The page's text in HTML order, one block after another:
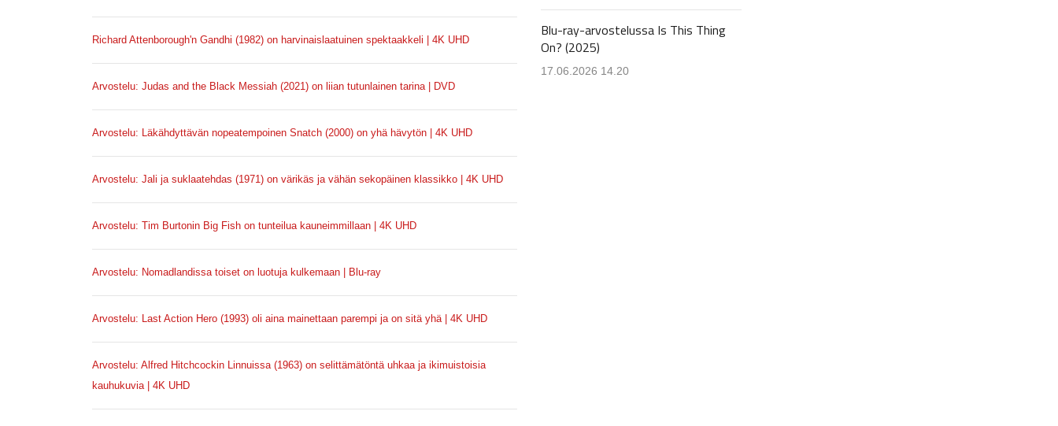
Richard Attenborough'n Gandhi (1982) on harvinaislaatuinen spektaakkeli | 4K UHD
Arvostelu: Judas and the Black Messiah (2021) on liian tutunlainen tarina | DVD
Arvostelu: Läkähdyttävän nopeatempoinen Snatch (2000) on yhä hävytön | 4K UHD
Arvostelu: Jali ja suklaatehdas (1971) on värikäs ja vähän sekopäinen klassikko | 4K UHD
Arvostelu: Tim Burtonin Big Fish on tunteilua kauneimmillaan | 4K UHD
Arvostelu: Nomadlandissa toiset on luotuja kulkemaan | Blu-ray
Arvostelu: Last Action Hero (1993) oli aina mainettaan parempi ja on sitä yhä | 4K UHD
Arvostelu: Alfred Hitchcockin Linnuissa (1963) on selittämätöntä uhkaa ja ikimuistoisia
kauhukuvia | 4K UHD
Blu-ray-arvostelussa Is This Thing
On? (2025)
17.06.2026 14.20